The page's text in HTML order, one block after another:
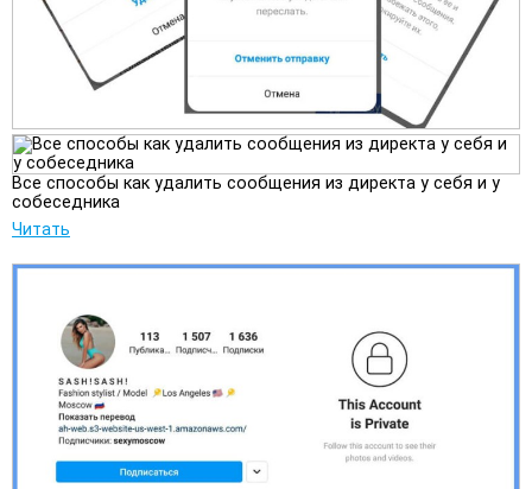
Все способы как удалить сообщения из директа у себя и у
собеседника
Читать